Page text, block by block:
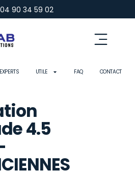
04 90 34 59 02
UTILE FAQ CONTACT
4.5